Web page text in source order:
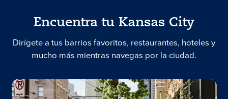
Encuentra tu Kansas City
Dirígete a tus barrios favoritos, restaurantes, hoteles y
mucho más mientras navegas por la ciudad.